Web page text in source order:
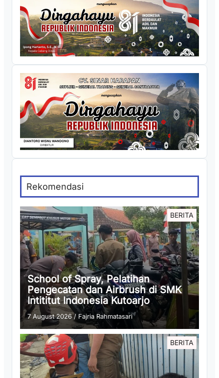
Rekomendasi
BERITA
School of Spray, Pelatihan
Pengecatan dan Airbrush di SMK
Intititut Indonesia Kutoarjo
7 August 2026/ Fajria Rahmatasari
BERITA